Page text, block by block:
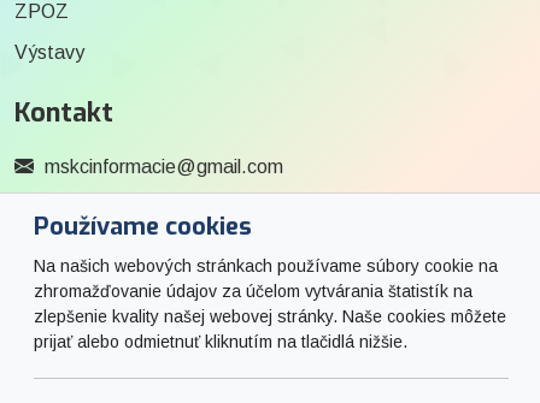
Používame cookies
Na našich webových stránkach používame súbory cookie na
zhromažďovanie údajov za účelom vytvárania štatistík na
zlepšenie kvality našej webovej stránky. Naše cookies môžete
prijať alebo odmietnuť kliknutím na tlačidlá nižšie.
ZPOZ
Výstavy
Kontakt
mskcinformacie@gmail.com
Social
Facebook
© 2026 Arrabella s.r.o., mayabella s.r.o., Všetky práva vyhradené.